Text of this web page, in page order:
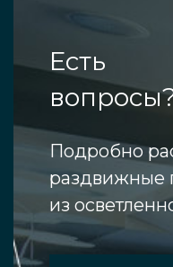
Есть
Подробно
раздвижные
из